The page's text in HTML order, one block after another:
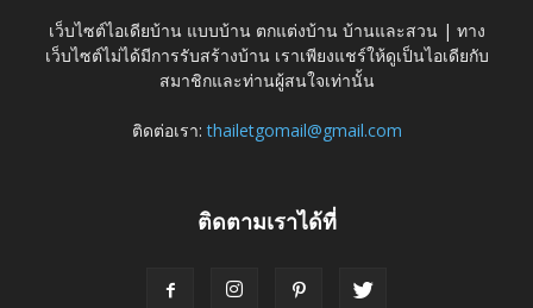
เว็บไซต์ไอเดียบ้าน แบบบ้าน ตกแต่งบ้าน บ้านและสวน | ทาง
เว็บไซต์ไม่ได้มีการรับสร้างบ้าน เราเพียงแชร์ให้ดูเป็นไอเดียกับ
สมาชิกและท่านผู้สนใจเท่านั้น
ติดต่อเรา:thailetgomail@gmail.com
ติดตามเราได้ที่